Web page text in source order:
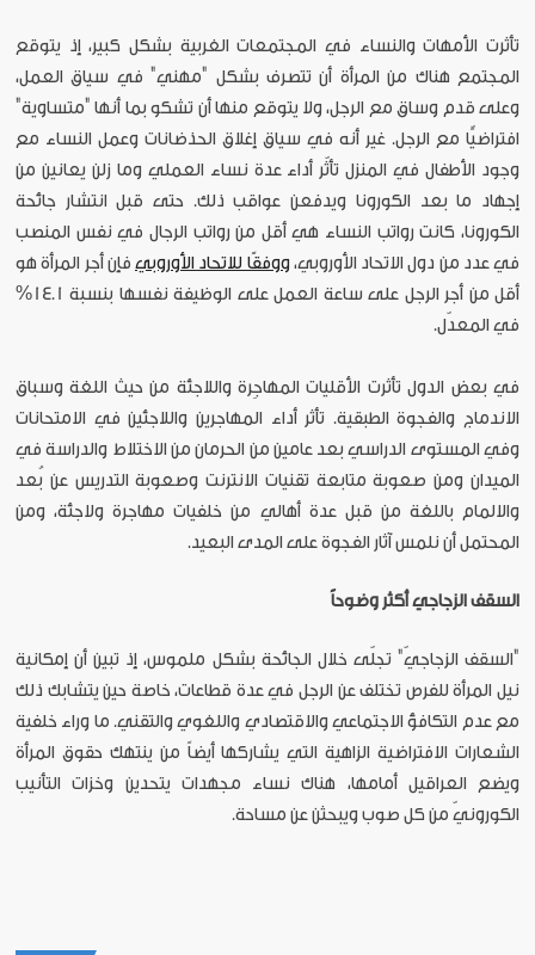
تأثرت الأمهات والنساء في المجتمعات الغربية بشكل كبير، إذ يتوقع
المجتمع هناك من المرأة أن تتصرف بشكل "مهني" في سياق العمل،
وعلى قدم وساق مع الرجل، ولا يتوقع منها أن تشكو بما أنها "متساوية"
افتراضيًّا مع الرجل. غير أنه في سياق إغلاق الحذضانات وعمل النساء مع
وجود الأطفال في المنزل تأثّر أداء عدة نساء العملي وما زلن يعانين من
إجهاد ما بعد الكورونا ويدفعن عواقب ذلك. حتى قبل انتشار جائحة
الكورونا، كانت رواتب النساء هي أقل من رواتب الرجال في نفس المنصب
في عدد من دول الاتحاد الأوروبي، ووفقًا للاتحاد الأوروبي فإن أجر المرأة هو
أقل من أجر الرجل على ساعة العمل على الوظيفة نفسها بنسبة 14.1%
في المعدّل.
في بعض الدول تأثرت الأقليات المهاجِرة واللاجئة من حيث اللغة وسباق
الاندماج والفجوة الطبقية. تأثر أداء المهاجرين واللاجئين في الامتحانات
وفي المستوى الدراسي بعد عامين من الحرمان من الاختلاط والدراسة في
الميدان ومن صعوبة متابعة تقنيات الانترنت وصعوبة التدريس عن بُعد
والالمام باللغة من قبل عدة أهالي من خلفيات مهاجرة ولاجئة، ومن
المحتمل أن نلمس آثار الفجوة على المدى البعيد.
السقف الزجاجي أكثر وضوحاً
"السقف الزجاجيّ" تجلّى خلال الجائحة بشكل ملموس، إذ تبين أن إمكانية
نيل المرأة للفرص تختلف عن الرجل في عدة قطاعات، خاصة حين يتشابك ذلك
مع عدم التكافؤ الاجتماعي والاقتصادي واللغوي والتقني. ما وراء خلفية
الشعارات الافتراضية الزاهية التي يشاركها أيضاً من ينتهك حقوق المرأة
ويضع العراقيل أمامها، هناك نساء مجهدات يتحدين وخزات التأنيب
الكورونيّ من كل صوب ويبحثن عن مساحة.